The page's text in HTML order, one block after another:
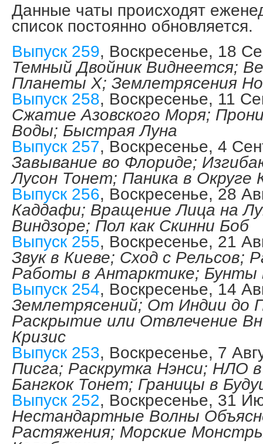
Данные чаты происходят
список постоянно обновляется.
Выпуск 259, Воскресенье, 18
Темный Двойник Виднеется;
Планеты Х; Землетрясения
Выпуск 258, Воскресенье, 11
Сжатие Азовского Моря;
Воды; Быстрая Луна
Выпуск 257, Воскресенье, 4
Завывание во Флориде;
Лусон Тонет; Паника в Округе
Выпуск 256, Воскресенье, 28
Каддафи; Вращение Лица на
Виндзоре; Пол как Скинни Боб
Выпуск 255, Воскресенье, 21
Звук в Киеве; Сход с Рельсов;
Работы в Антарктике; Бунты
Выпуск 254, Воскресенье, 14
Землетрясений; От Индии до
Раскрытие или Отвлечение
Кризис
Выпуск 253, Воскресенье, 7
Писга; Раскрутка Нэнси; НЛО
Бангкок Тонет; Границы в
Выпуск 252, Воскресенье, 31
Нестандартные Волны
Растяжения; Морские